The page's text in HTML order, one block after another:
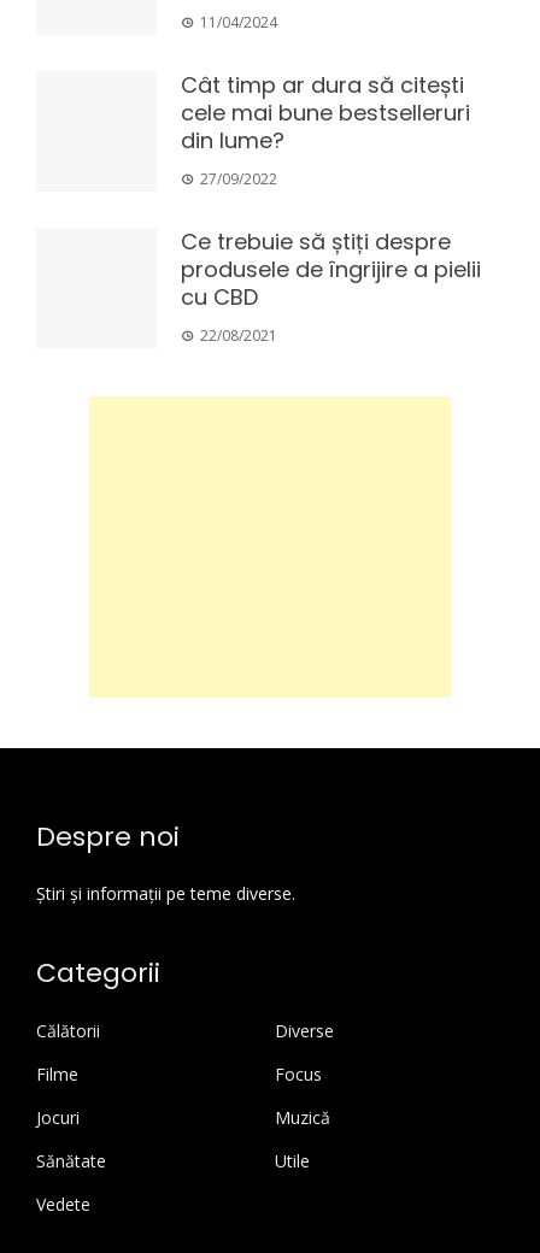
11/04/2024
Cât timp ar dura să citești
cele mai bune bestselleruri
din lume?
27/09/2022
Ce trebuie să știți despre
produsele de îngrijire a pielii
cu CBD
22/08/2021
Despre noi
Știri și informații pe teme diverse.
Categorii
Călătorii
Diverse
Filme
Focus
Jocuri
Muzică
Sănătate
Utile
Vedete